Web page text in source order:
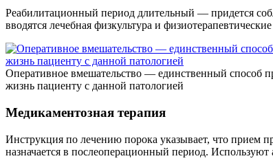
Реабилитационный период длительный — придется
вводятся лечебная физкультура и
Оперативное вмешательство — единственный способ
жизнь пациенту с данной патологией
Медикаментозная терапия
Инструкция по лечению порока указывает, что прием
назначается в послеоперационный период.